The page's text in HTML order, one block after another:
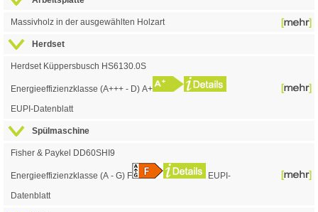
Massivholz in der ausgewählten Holzart
Herdset
Herdset Küppersbusch HS6130.0S
Energieeffizienzklasse (A+++ - D) A+
EUPI-Datenblatt
Spülmaschine
Fisher & Paykel DD60SHI9
Energieeffizienzklasse (A - G) F
EUPI-
Datenblatt